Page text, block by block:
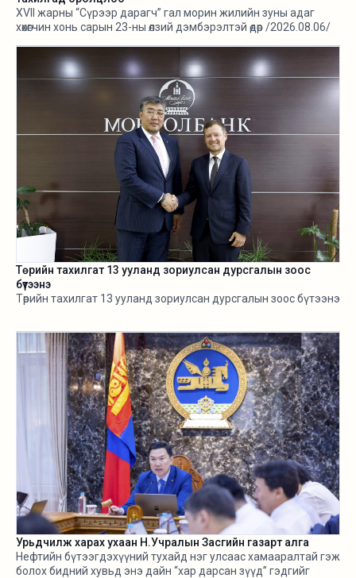
XVII жарны “Сүрээр дарагч” гал морин жилийн зуны адаг
хөхөгчин хонь сарын 23-ны өлзий дэмбэрэлтэй өдөр /2026.08.06/
Төрийн тахилгат 13 ууланд зориулсан дурсгалын зоос
бүтээнэ
Төрийн тахилгат 13 ууланд зориулсан дурсгалын зоос бүтээнэ
Урьдчилж харах ухаан Н.Учралын Засгийн газарт алга
Нефтийн бүтээгдэхүүний тухайд нэг улсаас хамааралтай гэж
болох бидний хувьд энэ дайн “хар дарсан зүүд” гэдгийг